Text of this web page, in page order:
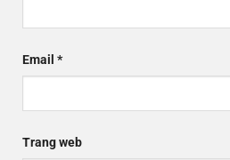
Email *
Trang web